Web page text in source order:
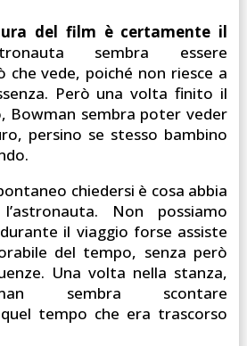
del film è certamente il
sembra essere
vede, poiché non riesce a
Però una volta finito il
Bowman sembra poter veder
persino se stesso bambino
chiedersi è cosa abbia
Non possiamo
il viaggio forse assiste
del tempo, senza però
Una volta nella stanza,
sembra scontare
tempo che era trascorso